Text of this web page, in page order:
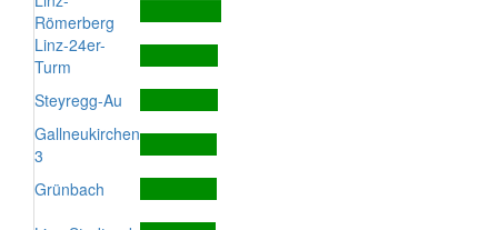
Römerberg
Linz-24er-
Turm
Steyregg-Au
Gallneukirchen
3
Grünbach